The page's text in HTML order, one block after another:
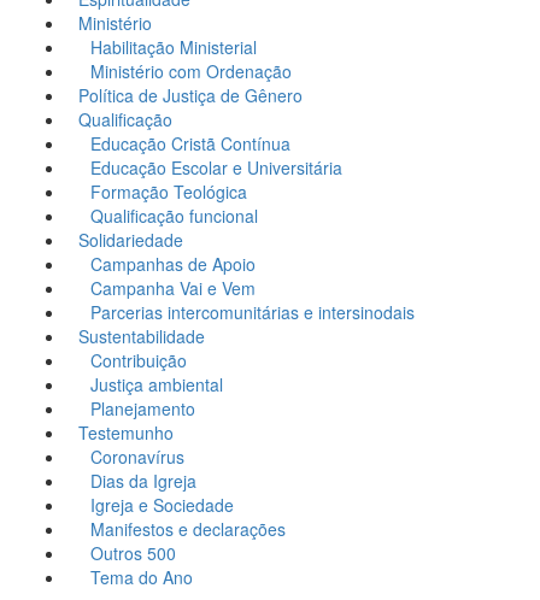
Ministério
Habilitação Ministerial
Ministério com Ordenação
Política de Justiça de Gênero
Qualificação
Educação Cristã Contínua
Educação Escolar e Universitária
Formação Teológica
Qualificação funcional
Solidariedade
Campanhas de Apoio
Campanha Vai e Vem
Parcerias intercomunitárias e intersinodais
Sustentabilidade
Contribuição
Justiça ambiental
Planejamento
Testemunho
Coronavírus
Dias da Igreja
Igreja e Sociedade
Manifestos e declarações
Outros 500
Tema do Ano